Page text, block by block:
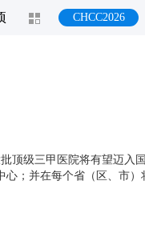
CHCC2026
级三甲医院将有望迈入
；并在每个省（区、市）